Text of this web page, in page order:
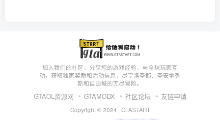
加入我们的社区，分享您的游戏经验，与全球玩家互
动，获取独家奖励和活动信息，尽享洛圣都、圣安地列
斯和自由城的无尽冒险。
GTAOL资源网 GTAMODX 社区论坛 友链申请
Copyright © 2024 · GTASTART